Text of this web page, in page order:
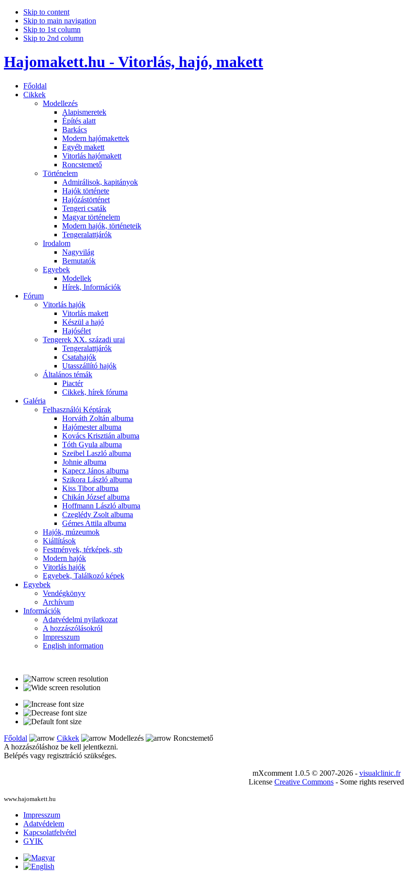
Skip to content
Skip to main navigation
Skip to 1st column
Skip to 2nd column
Hajomakett.hu - Vitorlás, hajó, makett
Főoldal
Cikkek
Modellezés
Alapismeretek
Építés alatt
Barkács
Modern hajómakettek
Egyéb makett
Vitorlás hajómakett
Roncstemető
Történelem
Admirálisok, kapitányok
Hajók története
Hajózástörténet
Tengeri csaták
Magyar történelem
Modern hajók, történeteik
Tengeralattjárók
Irodalom
Nagyvilág
Bemutatók
Egyebek
Modellek
Hírek, Információk
Fórum
Vitorlás hajók
Vitorlás makett
Készül a hajó
Hajósélet
Tengerek XX. századi urai
Tengeralattjárók
Csatahajók
Utasszállító hajók
Általános témák
Piactér
Cikkek, hírek fóruma
Galéria
Felhasználói Képtárak
Horváth Zoltán albuma
Hajómester albuma
Kovács Krisztián albuma
Tóth Gyula albuma
Szeibel Laszló albuma
Johnie albuma
Kapecz János albuma
Szikora László albuma
Kiss Tibor albuma
Chikán József albuma
Hoffmann László albuma
Czeglédy Zsolt albuma
Gémes Attila albuma
Hajók, múzeumok
Kiállítások
Festmények, térképek, stb
Modern hajók
Vitorlás hajók
Egyebek, Találkozó képek
Egyebek
Vendégkönyv
Archívum
Információk
Adatvédelmi nyilatkozat
A hozzászólásokról
Impresszum
English information
Főoldal Cikkek Modellezés
Roncstemető
A hozzászóláshoz be kell jelentkezni.
Belépés vagy regisztráció szükséges.
mXcomment 1.0.5 © 2007-2026 - visualclinic.fr
License Creative Commons - Some rights reserved
www.hajomakett.hu
Impresszum
Adatvédelem
Kapcsolatfelvétel
GYIK